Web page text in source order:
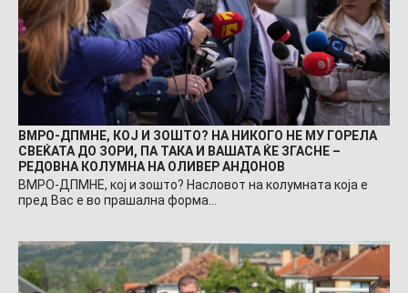
ВМРО-ДПМНЕ, КОЈ И ЗОШТО? НА НИКОГО НЕ МУ ГОРЕЛА
СВЕЌАТА ДО ЗОРИ, ПА ТАКА И ВАШАТА ЌЕ ЗГАСНЕ –
РЕДОВНА КОЛУМНА НА ОЛИВЕР АНДОНОВ
ВМРО-ДПМНЕ, кој и зошто? Насловот на колумната која е
пред Вас е во прашална форма…